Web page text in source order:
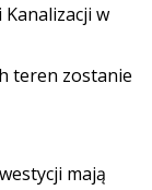
w
teren zostanie
mają